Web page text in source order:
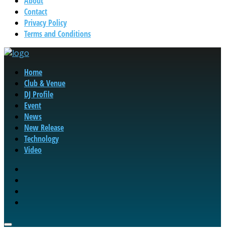
Contact
Privacy Policy
Terms and Conditions
Home
Club & Venue
DJ Profile
Event
News
New Release
Technology
Video